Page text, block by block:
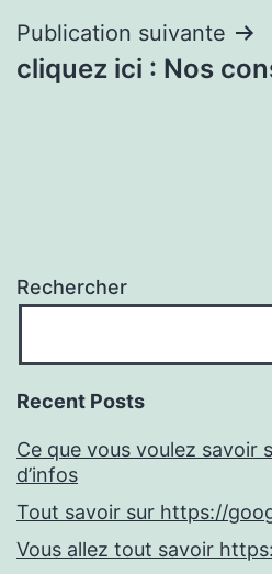
l’article
Publication suivante
cliquez ici : Nos
Rechercher
Recent Posts
Ce que vous voulez savoir
d’infos
Tout savoir sur https://
Vous allez tout savoir